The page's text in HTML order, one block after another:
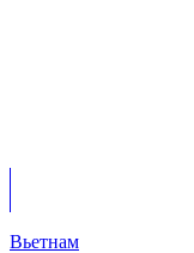
Вьетнам